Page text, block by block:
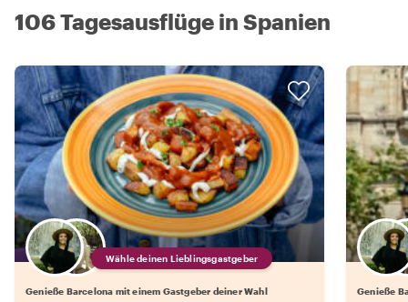
106 Tagesausflüge in Spanien
Wähle deinen Lieblingsgastgeber
Genieße Barcelona mit einem Gastgeber deiner Wahl Genieße